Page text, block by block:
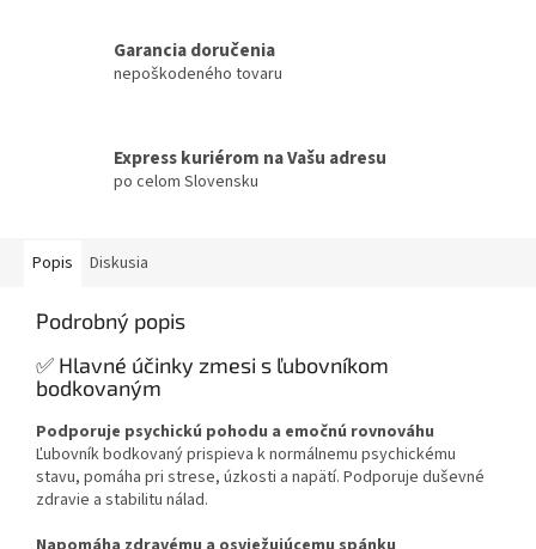
Garancia doručenia
nepoškodeného tovaru
Express kuriérom na Vašu adresu
po celom Slovensku
Popis Diskusia
Podrobný popis
✅ Hlavné účinky zmesi s ľubovníkom
bodkovaným
Podporuje psychickú pohodu a emočnú rovnováhu
Ľubovník bodkovaný prispieva k normálnemu psychickému
stavu, pomáha pri strese, úzkosti a napätí. Podporuje duševné
zdravie a stabilitu nálad.